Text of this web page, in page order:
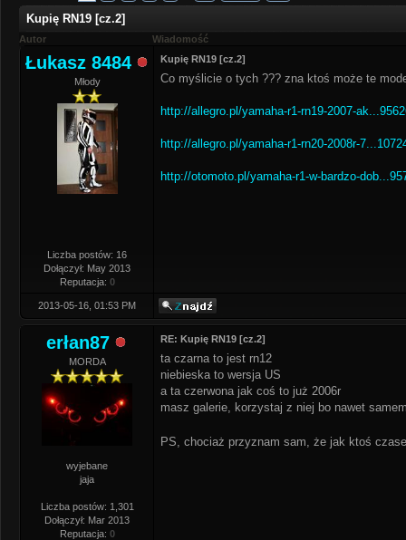
Kupię RN19 [cz.2]
Autor Wiadomość
Łukasz 8484
Młody
Liczba postów: 16
Dołączył: May 2013
Reputacja: 0
Kupię RN19 [cz.2]
Co myślicie o tych ??? zna ktoś może te
http://allegro.pl/yamaha-r1-rn19-2007-
http://allegro.pl/yamaha-r1-rn20-2008r-
http://otomoto.pl/yamaha-r1-w-bardzo-
2013-05-16, 01:53 PM
erłan87
MORDA
wyjebane
jaja
Liczba postów: 1,301
Dołączył: Mar 2013
Reputacja: 0
RE: Kupię RN19 [cz.2]
ta czarna to jest rn12
niebieska to wersja US
a ta czerwona jak coś to już 2006r
masz galerie, korzystaj z niej bo nawet
PS, chociaż przyznam sam, że jak ktoś